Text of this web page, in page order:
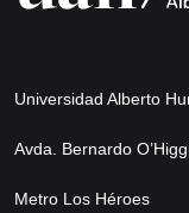
Universidad Alberto
Avda. Bernardo
Metro Los Héroes